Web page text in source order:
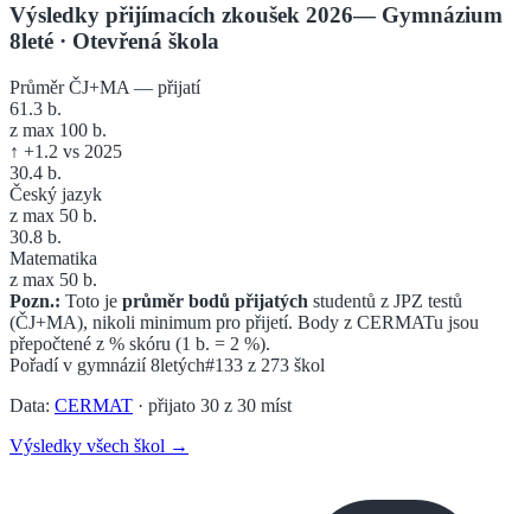
Výsledky přijímacích zkoušek 2026— Gymnázium
8leté · Otevřená škola
Průměr ČJ+MA — přijatí
61.3 b.
z max 100 b.
↑ +1.2 vs 2025
30.4 b.
Český jazyk
z max 50 b.
30.8 b.
Matematika
z max 50 b.
Pozn.: Toto je průměr bodů přijatých studentů z JPZ testů
(ČJ+MA), nikoli minimum pro přijetí. Body z CERMATu jsou
přepočtené z % skóru (1 b. = 2 %).
Pořadí v gymnázií 8letých#133 z 273 škol
Data: CERMAT · přijato 30 z 30 míst
Výsledky všech škol →